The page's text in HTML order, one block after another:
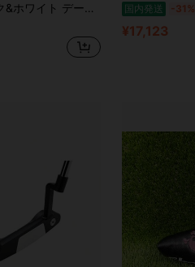
ー、クール&コントラストカラーデザイン、目を引くパーソナライズされたゴルフプロテクター
国内発送 -31%
¥17,123